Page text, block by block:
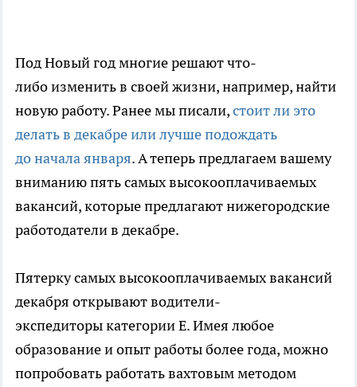
Под Новый год многие решают что-
либо изменить в своей жизни, например, найти
новую работу. Ранее мы писали,стоит ли это
делать в декабре или лучше подождать
до начала января. А теперь предлагаем вашему
вниманию пять самых высокооплачиваемых
вакансий, которые предлагают нижегородские
работодатели в декабре.
Пятерку самых высокооплачиваемых вакансий
декабря открывают водители-
экспедиторы категории Е. Имея любое
образование и опыт работы более года, можно
попробовать работать вахтовым методом